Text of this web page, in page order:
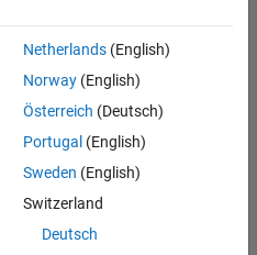
nutzen
Aspekt
bis zur
Netherlands(English)
Norway(English)
Österreich (Deutsch)
Portugal (English)
Sweden (English)
Switzerland
Deutsch